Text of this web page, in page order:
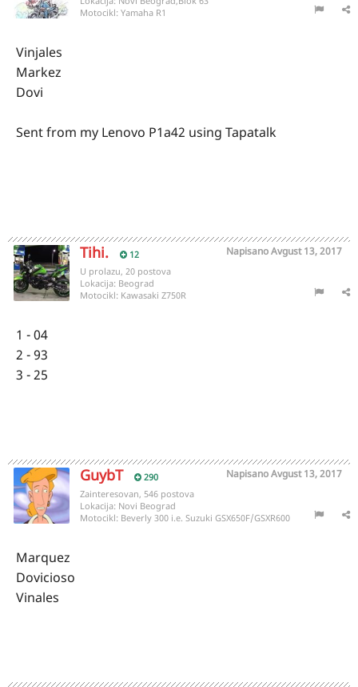
Motocikl: Yamaha R1
Vinjales
Markez
Dovi
Sent from my Lenovo P1a42 using Tapatalk
Tihi. 12 NapisanoAvgust 13, 2017
U prolazu, 20 postova
Lokacija: Beograd
Motocikl: Kawasaki Z750R
1 - 04
2 - 93
3 - 25
GuybT 290 NapisanoAvgust 13, 2017
Zainteresovan, 546 postova
Lokacija: Novi Beograd
Motocikl: Beverly 300 i.e. Suzuki GSX650F/GSXR600
Marquez
Dovicioso
Vinales